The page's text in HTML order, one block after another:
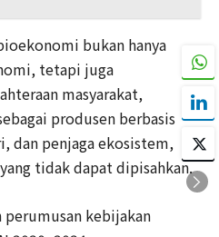
bukan hanya
tetapi juga
masyarakat,
produsen berbasis
dan penjaga ekosistem,
tidak dapat dipisahkan.
kebijakan